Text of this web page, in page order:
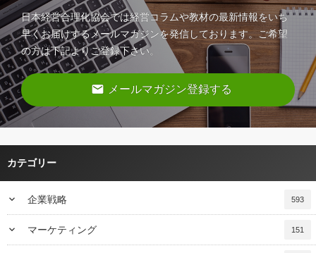
日本経営合理化協会では経営コラムや教材の最新情報をいち
早くお届けするメールマガジンを発信しております。ご希望
の方は下記よりご登録下さい。
email メールマガジン登録する
カテゴリー
keyboard_arrow_down 企業戦略 593
keyboard_arrow_down マーケティング 151